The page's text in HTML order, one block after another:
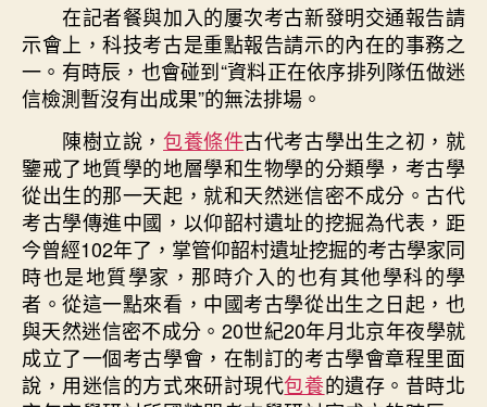
在記者餐與加入的屢次考古新發明交通報告請
示會上，科技考古是重點報告請示的內在的事務之
一。有時辰，也會碰到“資料正在依序排列隊伍做迷
信檢測暫沒有出成果”的無法排場。
陳樹立說， 包養條件古代考古學出生之初，就
鑒戒了地質學的地層學和生物學的分類學，考古學
從出生的那一天起，就和天然迷信密不成分。古代
考古學傳進中國，以仰韶村遺址的挖掘為代表，距
今曾經102年了，掌管仰韶村遺址挖掘的考古學家同
時也是地質學家，那時介入的也有其他學科的學
者。從這一點來看，中國考古學從出生之日起，也
與天然迷信密不成分。20世紀20年月北京年夜學就
成立了一個考古學會，在制訂的考古學會章程里面
說，用迷信的方式來研討現代包養的遺存。昔時北